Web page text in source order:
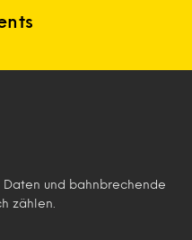
Daten und bahnbrechende
zählen.